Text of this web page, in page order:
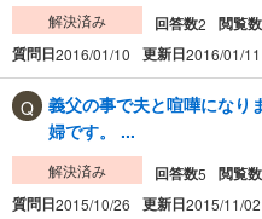
解決済み 回答数2 閲覧数
質問日2016/01/10 更新日2016/01/11
義父の事で夫と喧嘩になり
婦です。 ...
解決済み 回答数5 閲覧数
質問日2015/10/26 更新日2015/11/02